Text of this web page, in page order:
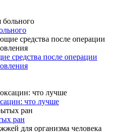
средства после операции
что лучше
ран